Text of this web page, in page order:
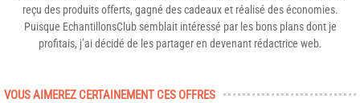
reçu des produits offerts, gagné des cadeaux et réalisé des économies.
Puisque EchantillonsClub semblait intéressé par les bons plans dont je
profitais, j’ai décidé de les partager en devenant rédactrice web.
VOUS AIMEREZ CERTAINEMENT CES OFFRES